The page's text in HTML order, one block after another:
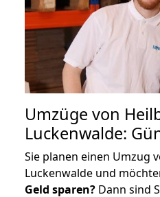
Umzüge von
Luckenwalde:
Sie planen einen Umzug
Luckenwalde und
Geld sparen? Dann sind